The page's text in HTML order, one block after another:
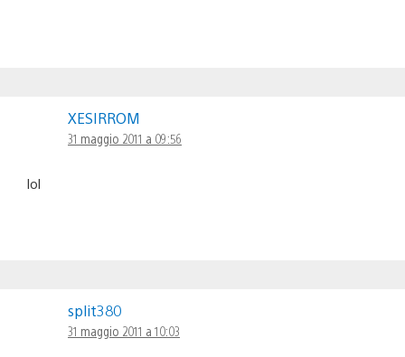
XESIRROM
31 maggio 2011 a 09:56
lol
split380
31 maggio 2011 a 10:03